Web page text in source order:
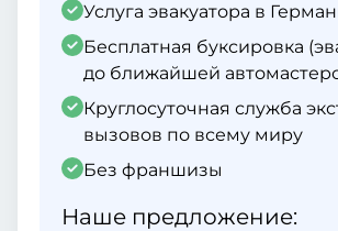
Услуга эвакуатора в
Бесплатная буксировка
до ближайшей
Круглосуточная служба
вызовов по всему миру
Без франшизы
Наше предложение: